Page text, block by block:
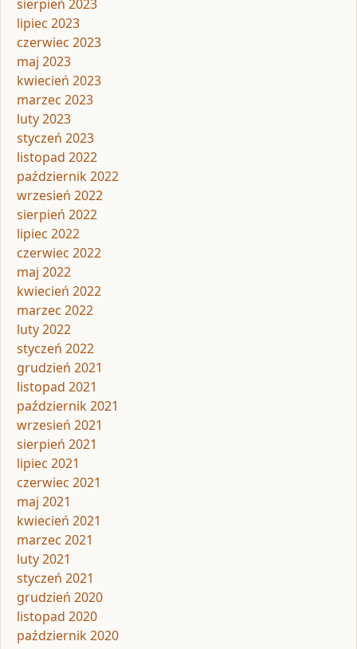
sierpień 2023
lipiec 2023
czerwiec 2023
maj 2023
kwiecień 2023
marzec 2023
luty 2023
styczeń 2023
listopad 2022
październik 2022
wrzesień 2022
sierpień 2022
lipiec 2022
czerwiec 2022
maj 2022
kwiecień 2022
marzec 2022
luty 2022
styczeń 2022
grudzień 2021
listopad 2021
październik 2021
wrzesień 2021
sierpień 2021
lipiec 2021
czerwiec 2021
maj 2021
kwiecień 2021
marzec 2021
luty 2021
styczeń 2021
grudzień 2020
listopad 2020
październik 2020